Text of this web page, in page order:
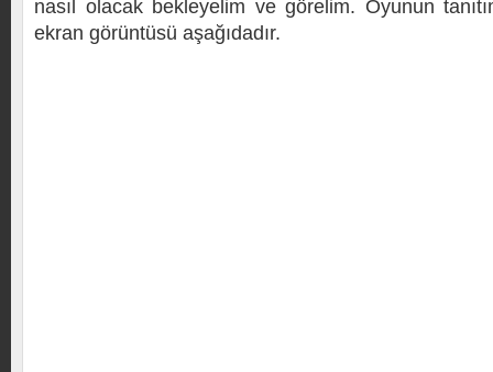
nasıl olacak bekleyelim ve görelim. Oyunun
ekran görüntüsü aşağıdadır.